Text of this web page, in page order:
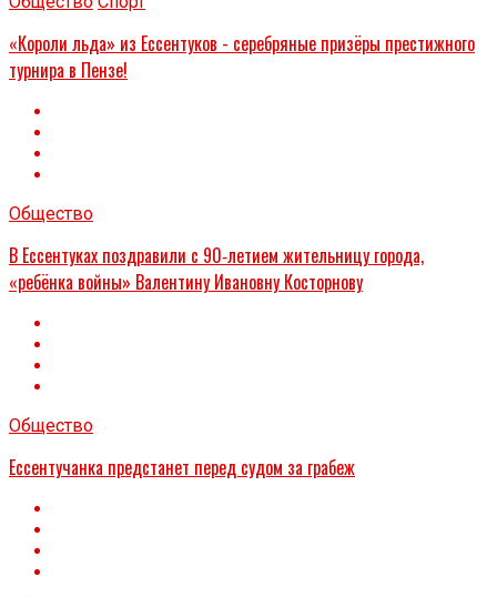
«Короли льда» из Ессентуков - серебряные призёры престижного
турнира в Пензе!
Общество
В Ессентуках поздравили с 90‑летием жительницу города,
«ребёнка войны» Валентину Ивановну Косторнову
Общество
Ессентучанка предстанет перед судом за грабеж